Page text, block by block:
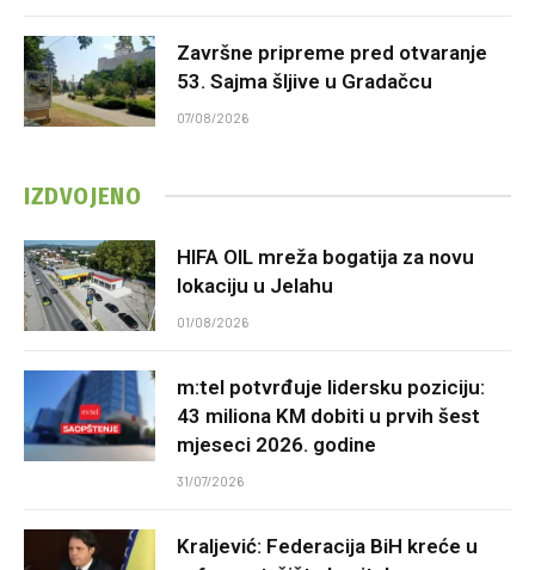
Završne pripreme pred otvaranje
53. Sajma šljive u Gradačcu
07/08/2026
IZDVOJENO
HIFA OIL mreža bogatija za novu
lokaciju u Jelahu
01/08/2026
m:tel potvrđuje lidersku poziciju:
43 miliona KM dobiti u prvih šest
mjeseci 2026. godine
31/07/2026
Kraljević: Federacija BiH kreće u